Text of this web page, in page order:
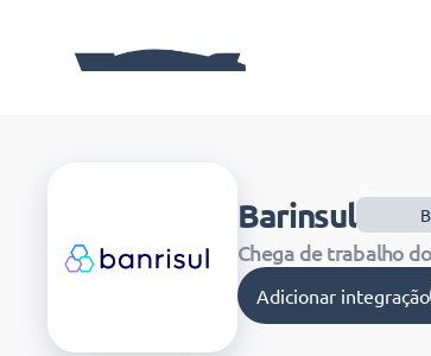
Barinsul
Chega de trabalho
Adicionar integração